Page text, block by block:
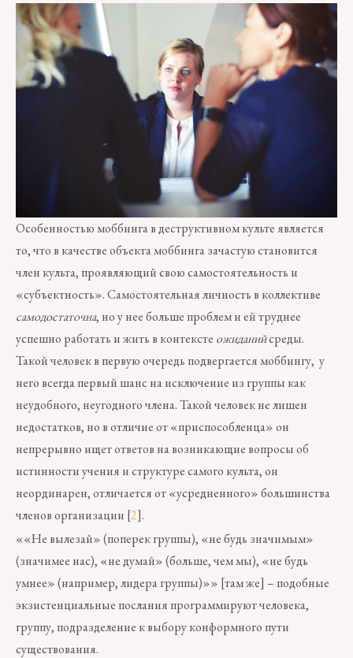
Особенностью моббинга в деструктивном культе является
то, что в качестве объекта моббинга зачастую становится
член культа, проявляющий свою самостоятельность и
«субъектность». Самостоятельная личность в коллективе
самодостаточна, но у нее больше проблем и ей труднее
успешно работать и жить в контексте ожиданийсреды.
Такой человек в первую очередь подвергается моббингу, у
него всегда первый шанс на исключение из группы как
неудобного, неугодного члена. Такой человек не лишен
недостатков, но в отличие от «приспособленца» он
непрерывно ищет ответов на возникающие вопросы об
истинности учения и структуре самого культа, он
неординарен, отличается от «усредненного» большинства
членов организации [2].
««Не вылезай» (поперек группы), «не будь значимым»
(значимее нас), «не думай» (больше, чем мы), «не будь
умнее» (например, лидера группы)»» [там же] – подобные
экзистенциальные послания программируют человека,
группу, подразделение к выбору конформного пути
существования.